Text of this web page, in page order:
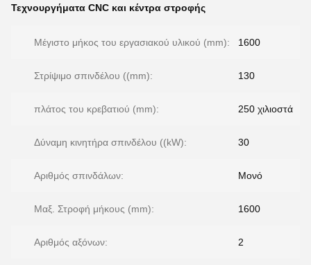
Τεχνουργήματα CNC και κέντρα στροφής
Μέγιστο μήκος του εργασιακού υλικού (mm): 1600
Στρίψιμο σπινδέλου ((mm): 130
πλάτος του κρεβατιού (mm): 250 χιλιοστά
Δύναμη κινητήρα σπινδέλου ((kW): 30
Αριθμός σπινδάλων: Μονό
Μαξ. Στροφή μήκους (mm): 1600
Αριθμός αξόνων: 2